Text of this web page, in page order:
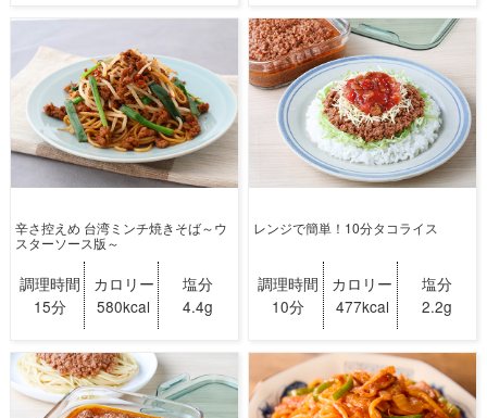
辛さ控えめ 台湾ミンチ焼きそば～ウ
スターソース版～
調理時間
15分
カロリー
580kcal
塩分
4.4g
レンジで簡単！10分タコライス
調理時間
10分
カロリー
477kcal
塩分
2.2g